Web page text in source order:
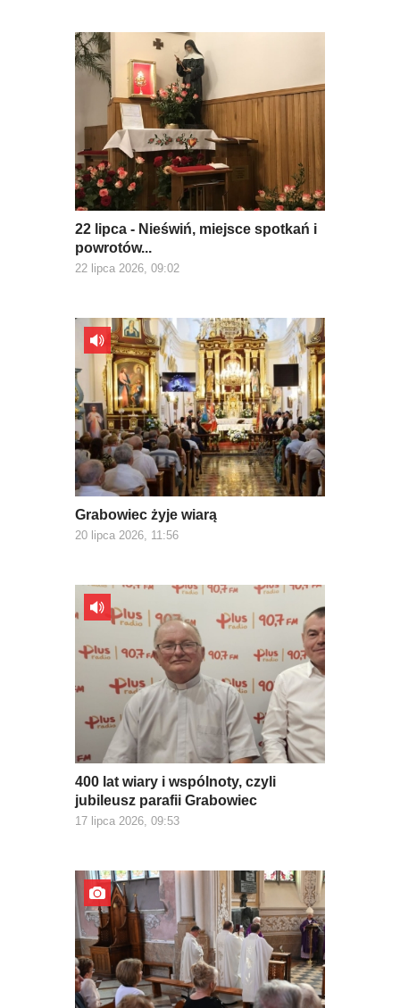
22 lipca - Nieświń, miejsce spotkań i
powrotów...
22 lipca 2026, 09:02
Grabowiec żyje wiarą
20 lipca 2026, 11:56
400 lat wiary i wspólnoty, czyli
jubileusz parafii Grabowiec
17 lipca 2026, 09:53